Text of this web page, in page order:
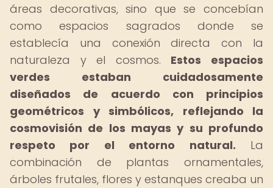
áreas decorativas, sino que se concebían
como espacios sagrados donde se
establecía una conexión directa con la
naturaleza y el cosmos. Estos espacios
verdes estaban cuidadosamente
diseñados de acuerdo con principios
geométricos y simbólicos, reflejando la
cosmovisión de los mayas y su profundo
respeto por el entorno natural. La
combinación de plantas ornamentales,
árboles frutales, flores y estanques creaba un